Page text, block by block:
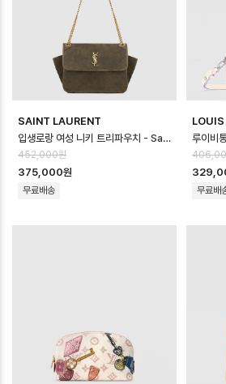
SAINT LAURENT
입생로랑 여성 니키 트리파우치 - Saint Laurent Womens Niki Tripo…
452,000원
375,000원
무료배송 무료배